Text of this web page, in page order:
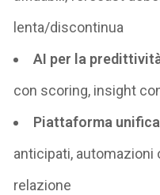
lenta/discontinua
AI per la
con scoring, insight
Piattaforma
anticipati, automazioni
relazione